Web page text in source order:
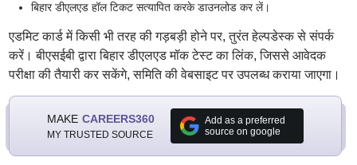
बिहार डीएलएड हॉल टिकट सत्यापित करके डाउनलोड कर लें।
एडमिट कार्ड में किसी भी तरह की गड़बड़ी होने पर, तुरंत हेल्पडेस्क से संपर्क
करें। बीएसईबी द्वारा बिहार डीएलएड मॉक टेस्ट का लिंक, जिससे आवेदक
परीक्षा की तैयारी कर सकेंगे, समिति की वेबसाइट पर उपलब्ध कराया जाएगा।
MAKE CAREERS360
MY TRUSTED SOURCE
Add as a preferred
source on google